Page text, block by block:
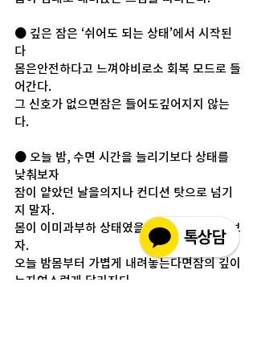
● 깊은 잠은 ‘쉬어도 되는 상태’에서 시작된
다
몸은안전하다고 느껴야비로소 회복 모드로 들
어간다.
그 신호가 없으면잠은 들어도깊어지지 않는
다.
● 오늘 밤, 수면 시간을 늘리기보다 상태를
낮춰보자
잠이 얕았던 날을의지나 컨디션 탓으로 넘기
지 말자.
몸이 이미과부하 상태였을 가능성을 떠올려보
자.
오늘 밤몸부터 가볍게 내려놓는다면잠의 깊이
는자연스럽게 달라진다.